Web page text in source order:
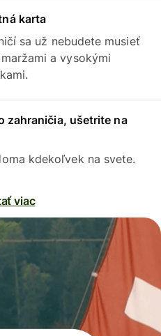
karta
sa už nebudete musieť
a vysokými
zahraničia, ušetrite na
kdekoľvek na svete.
viac